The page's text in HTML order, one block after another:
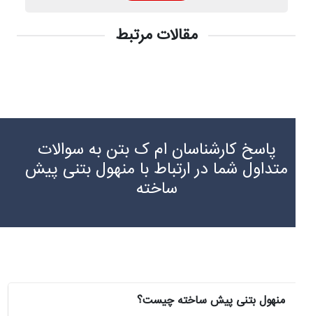
مقالات مرتبط
پاسخ کارشناسان ام ک بتن به سوالات
متداول شما در ارتباط با منهول بتنی پیش
ساخته
منهول بتنی پیش ساخته چیست؟